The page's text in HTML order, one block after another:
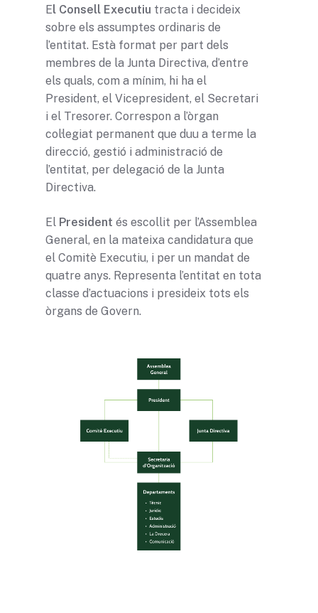
El Consell Executiu tracta i decideix
sobre els assumptes ordinaris de
l’entitat. Està format per part dels
membres de la Junta Directiva, d’entre
els quals, com a mínim, hi ha el
President, el Vicepresident, el Secretari
i el Tresorer. Correspon a l’òrgan
col·legiat permanent que duu a terme la
direcció, gestió i administració de
l’entitat, per delegació de la Junta
Directiva.
El President és escollit per l’Assemblea
General, en la mateixa candidatura que
el Comitè Executiu, i per un mandat de
quatre anys. Representa l’entitat en tota
classe d’actuacions i presideix tots els
òrgans de Govern.
Línies de Treball